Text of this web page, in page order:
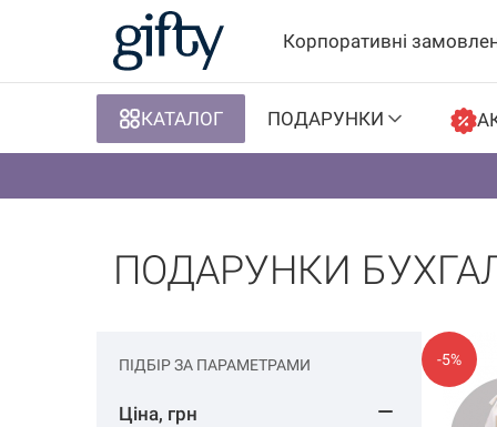
Корпоративні
КАТАЛОГ ПОДАРУНКИ
ПОДАРУНКИ
ПІДБІР ЗА ПАРАМЕТРАМИ
Ціна, грн
-5%